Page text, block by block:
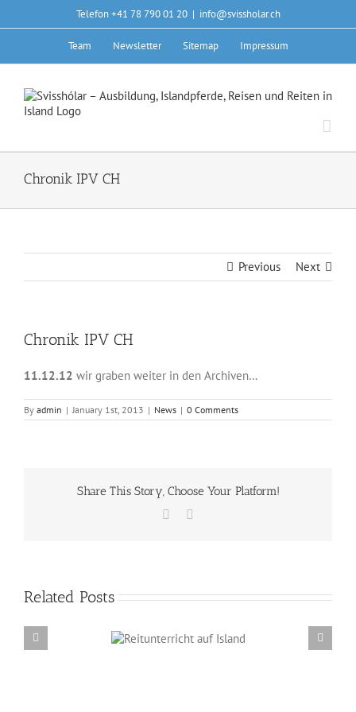
Telefon +41 78 790 01 20 | info@svissholar.ch
Team Newsletter Sitemap Impressum
Chronik IPV CH
Previous Next
Chronik IPV CH
11.12.12 wir graben weiter in den Archiven…
By admin | January 1st, 2013 | News | 0 Comments
Share This Story, Choose Your Platform!
Facebook
Related Posts
auf
Erzählabende mit Eve Barmettler und Ewald